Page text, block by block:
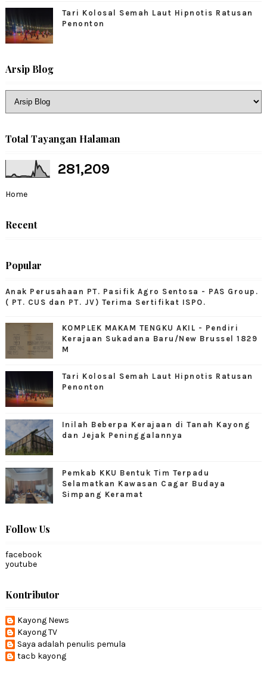
Tari Kolosal Semah Laut Hipnotis Ratusan
Penonton
Arsip Blog
Total Tayangan Halaman
281,209
Home
Recent
Popular
Anak Perusahaan PT. Pasifik Agro Sentosa - PAS Group.
( PT. CUS dan PT. JV) Terima Sertifikat ISPO.
KOMPLEK MAKAM TENGKU AKIL - Pendiri
Kerajaan Sukadana Baru/New Brussel 1829
M
Tari Kolosal Semah Laut Hipnotis Ratusan
Penonton
Inilah Beberpa Kerajaan di Tanah Kayong
dan Jejak Peninggalannya
Pemkab KKU Bentuk Tim Terpadu
Selamatkan Kawasan Cagar Budaya
Simpang Keramat
Follow Us
facebook
youtube
Kontributor
Kayong News
Kayong TV
Saya adalah penulis pemula
tacb kayong